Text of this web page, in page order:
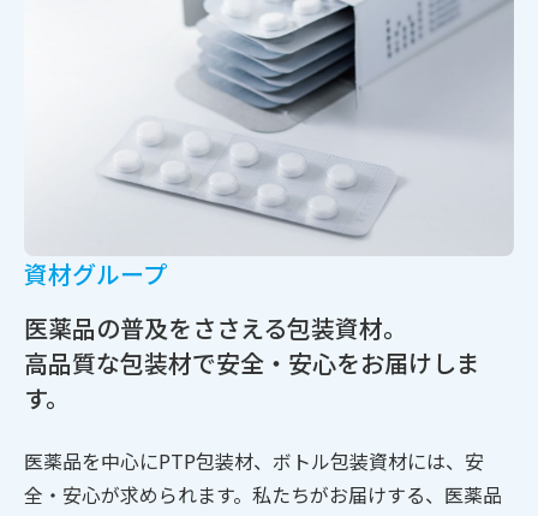
資材グループ
医薬品の普及をささえる包装資材。
高品質な包装材で安全・安心をお届けしま
す。
医薬品を中心にPTP包装材、ボトル包装資材には、安
全・安心が求められます。私たちがお届けする、医薬品